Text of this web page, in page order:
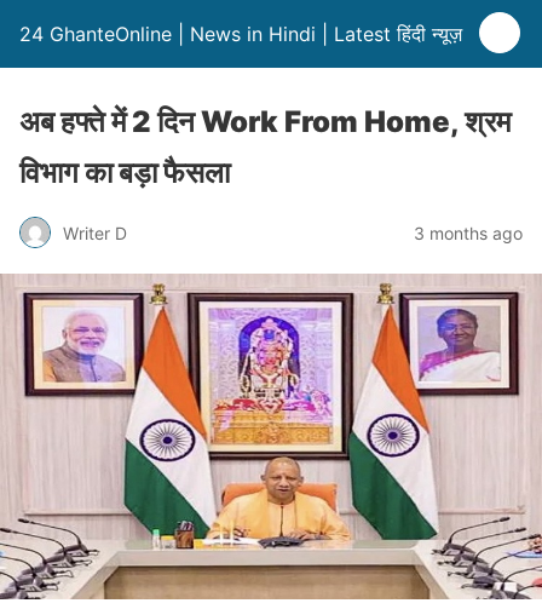
24 GhanteOnline | News in Hindi | Latest हिंदी न्यूज़
अब हफ्ते में 2 दिन Work From Home, श्रम
विभाग का बड़ा फैसला
Writer D 3 months ago